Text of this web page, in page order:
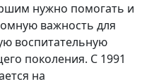
нужно помогать и
важность для
воспитательную
поколения. С 1991
на